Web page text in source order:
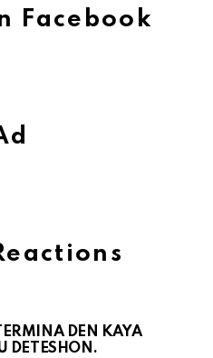
Facebook
DEN KAYA
DETESHON.